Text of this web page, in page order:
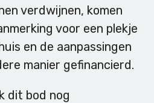
verdwijnen, komen
voor een plekje
en de aanpassingen
manier gefinancierd.
dit bod nog